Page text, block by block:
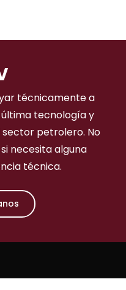
técnicamente a
tecnología y
petrolero. No
necesita alguna
técnica.